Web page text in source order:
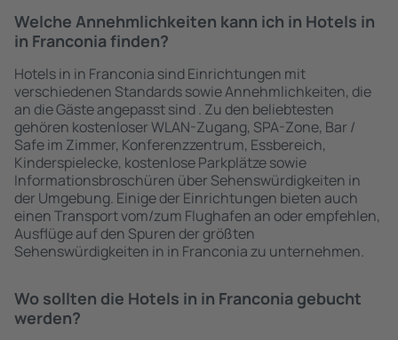
Welche Annehmlichkeiten kann ich in Hotels in
in Franconia finden?
Hotels in in Franconia sind Einrichtungen mit
verschiedenen Standards sowie Annehmlichkeiten, die
an die Gäste angepasst sind . Zu den beliebtesten
gehören kostenloser WLAN-Zugang, SPA-Zone, Bar /
Safe im Zimmer, Konferenzzentrum, Essbereich,
Kinderspielecke, kostenlose Parkplätze sowie
Informationsbroschüren über Sehenswürdigkeiten in
der Umgebung. Einige der Einrichtungen bieten auch
einen Transport vom/zum Flughafen an oder empfehlen,
Ausflüge auf den Spuren der größten
Sehenswürdigkeiten in in Franconia zu unternehmen.
Wo sollten die Hotels in in Franconia gebucht
werden?